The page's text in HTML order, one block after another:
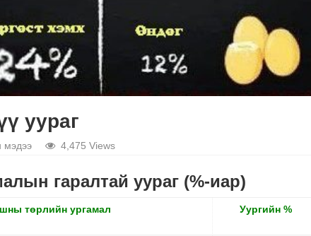
уураг
мэдээ 4,475 Views
гаралтай уураг (%-иар)
төрлийн ургамал Уургийн %